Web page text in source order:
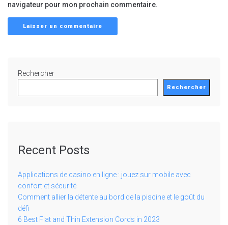
navigateur pour mon prochain commentaire.
Rechercher
Rechercher
Recent Posts
Applications de casino en ligne : jouez sur mobile avec
confort et sécurité
Comment allier la détente au bord de la piscine et le goût du
défi
6 Best Flat and Thin Extension Cords in 2023